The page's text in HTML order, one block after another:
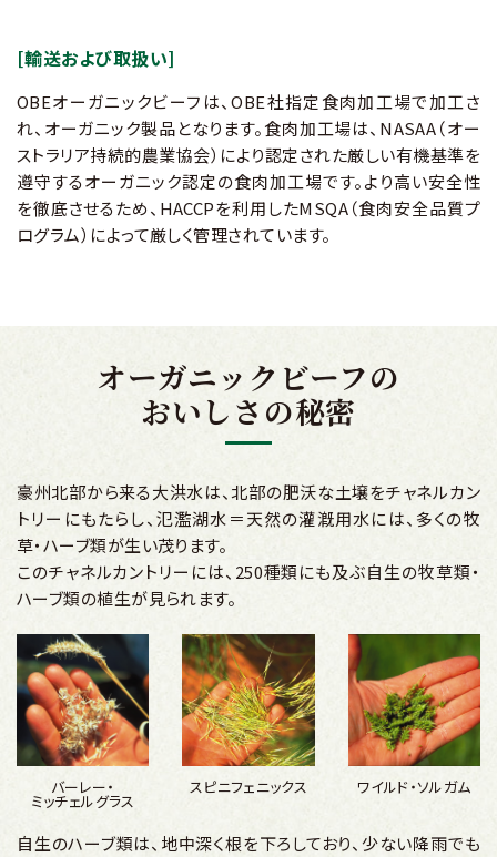
[輸送および取扱い]
OBEオーガニックビーフは、OBE社指定食肉加工場で加工さ
れ、オーガニック製品となります。食肉加工場は、NASAA（オー
ストラリア持続的農業協会）により認定された厳しい有機基準を
遵守するオーガニック認定の食肉加工場です。より高い安全性
を徹底させるため、HACCPを利用したMSQA（食肉安全品質プ
ログラム）によって厳しく管理されています。
オーガニックビーフの
おいしさの秘密
豪州北部から来る大洪水は、北部の肥沃な土壌をチャネルカン
トリーにもたらし、氾濫湖水＝天然の灌漑用水には、多くの牧
草・ハーブ類が生い茂ります。
このチャネルカントリーには、250種類にも及ぶ自生の牧草類・
ハーブ類の植生が見られます。
バーレー・
ミッチェルグラス
スピニフェニックス ワイルド・ソルガム
自生のハーブ類は、地中深く根を下ろしており、少ない降雨でも